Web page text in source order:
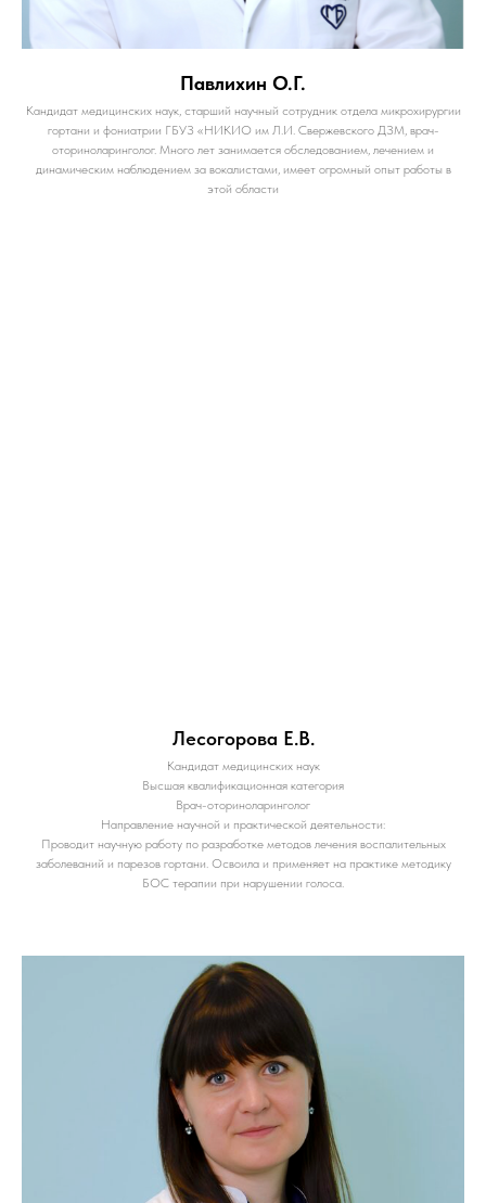
Павлихин О.Г.
Кандидат медицинских наук, старший научный сотрудник отдела микрохирургии
гортани и фониатрии ГБУЗ «НИКИО им Л.И. Свержевского ДЗМ, врач-
оториноларинголог. Много лет занимается обследованием, лечением и
динамическим наблюдением за вокалистами, имеет огромный опыт работы в
этой области
Лесогорова Е.В.
Кандидат медицинских наук
Высшая квалификационная категория
Врач-оториноларинголог
Направление научной и практической деятельности:
Проводит научную работу по разработке методов лечения воспалительных
заболеваний и парезов гортани. Освоила и применяет на практике методику
БОС терапии при нарушении голоса.